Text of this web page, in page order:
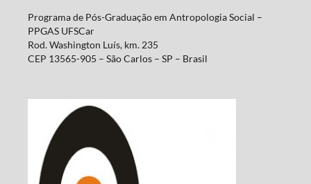
Programa de Pós-Graduação em Antropologia Social –
PPGAS UFSCar
Rod. Washington Luís, km. 235
CEP 13565-905 – São Carlos – SP – Brasil